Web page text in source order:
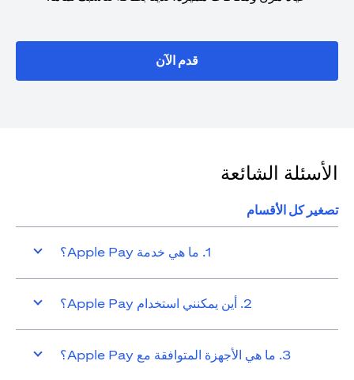
قدم الآن
الأسئلة الشائعة
تصغير كل الأقسام
1. ما هي خدمة Apple Pay؟
2. أين يمكنني استخدام Apple Pay؟
3. ما هي الأجهزة المتوافقة مع Apple Pay؟